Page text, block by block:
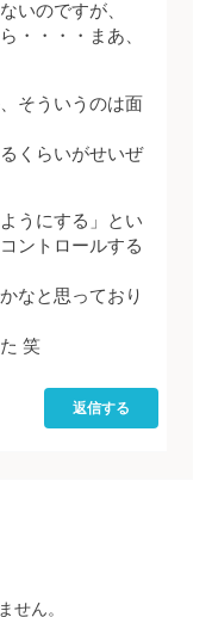
いのですが、
・・・・まあ、
そういうのは面
くらいがせいぜ
うにする」とい
ントロールする
なと思っており
笑
返信する
せん。